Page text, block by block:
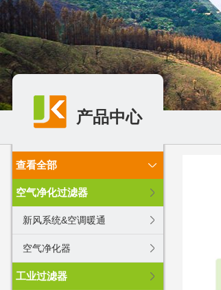
产品中心
查看全部
空气净化过滤器
新风系统&空调暖通
空气净化器
工业过滤器